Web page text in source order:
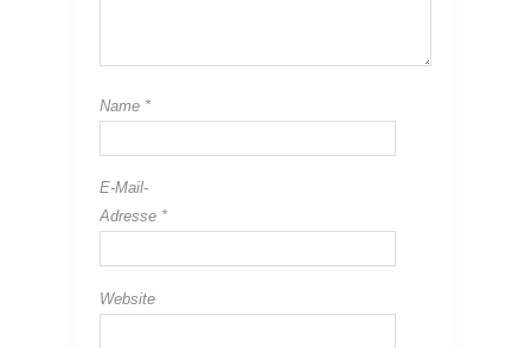
Name *
E-Mail-
Adresse *
Website